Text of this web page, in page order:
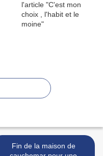
Fin de la maison de